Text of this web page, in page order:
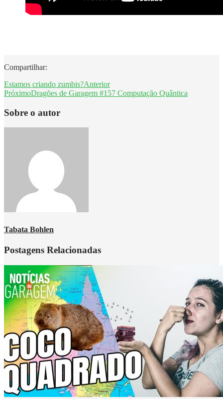
Compartilhar:
Estamos criando zumbis?Anterior
PróximoDragões de Garagem #157 Computação Quântica
Sobre o autor
Tabata Bohlen
Postagens Relacionadas